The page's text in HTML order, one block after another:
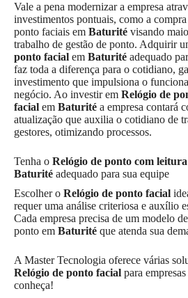
Vale a pena modernizar a empresa
investimentos pontuais, como a
ponto faciais em Baturité visando
trabalho de gestão de ponto. Adquirir
ponto facial em Baturité adequado
faz toda a diferença para o cotidiano,
investimento que impulsiona o
negócio. Ao investir em Relógio de
facial em Baturité a empresa contará
atualização que auxilia o cotidiano de
gestores, otimizando processos.
Tenha o Relógio de ponto com
Baturité adequado para sua equipe
Escolher o Relógio de ponto facial
requer uma análise criteriosa e auxílio
Cada empresa precisa de um modelo
ponto em Baturité que atenda sua
A Master Tecnologia oferece várias
Relógio de ponto facial para
conheça!